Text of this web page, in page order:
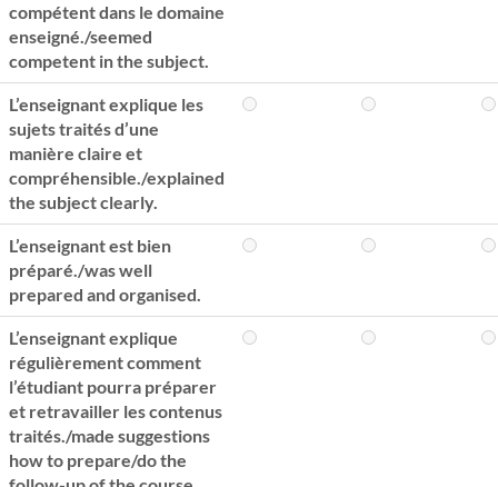
compétent dans le domaine
enseigné./seemed
competent in the subject.
L’enseignant explique les
sujets traités d’une
manière claire et
compréhensible./explained
the subject clearly.
L’enseignant est bien
préparé./was well
prepared and organised.
L’enseignant explique
régulièrement comment
l’étudiant pourra préparer
et retravailler les contenus
traités./made suggestions
how to prepare/do the